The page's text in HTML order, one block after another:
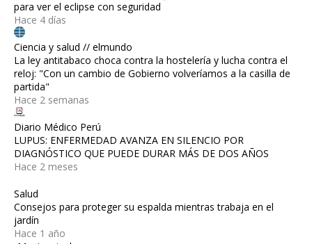
para ver el eclipse con seguridad
Hace 4 días
Ciencia y salud // elmundo
La ley antitabaco choca contra la hostelería y lucha contra el
reloj: "Con un cambio de Gobierno volveríamos a la casilla de
partida"
Hace 2 semanas
Diario Médico Perú
LUPUS: ENFERMEDAD AVANZA EN SILENCIO POR
DIAGNÓSTICO QUE PUEDE DURAR MÁS DE DOS AÑOS
Hace 2 meses
Salud
Consejos para proteger su espalda mientras trabaja en el
jardín
Hace 1 año